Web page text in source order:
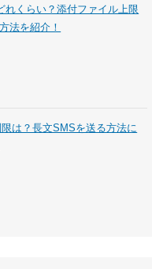
れくらい？添付ファイル上限
法を紹介！
は？長文SMSを送る方法に